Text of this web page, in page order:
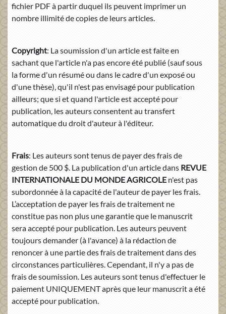
fichier PDF à partir duquel ils peuvent imprimer un
nombre illimité de copies de leurs articles.
Copyright: La soumission d'un article est faite en
sachant que l'article n'a pas encore été publié (sauf sous
la forme d'un résumé ou dans le cadre d'un exposé ou
d'une thèse), qu'il n'est pas envisagé pour publication
ailleurs; que si et quand l'article est accepté pour
publication, les auteurs consentent au transfert
automatique du droit d'auteur à l'éditeur.
Frais: Les auteurs sont tenus de payer des frais de
gestion de 500 $. La publication d'un article dans REVUE
INTERNATIONALE DU MONDE AGRICOLE n'est pas
subordonnée à la capacité de l'auteur de payer les frais.
L’acceptation de payer les frais de traitement ne
constitue pas non plus une garantie que le manuscrit
sera accepté pour publication. Les auteurs peuvent
toujours demander (à l'avance) à la rédaction de
renoncer à une partie des frais de traitement dans des
circonstances particulières. Cependant, il n'y a pas de
frais de soumission. Les auteurs sont tenus d'effectuer le
paiement UNIQUEMENT après que leur manuscrit a été
accepté pour publication.